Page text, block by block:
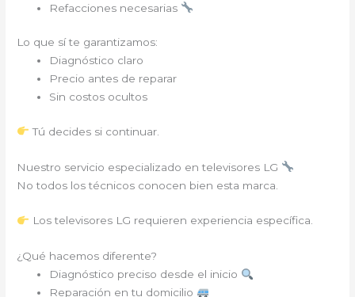
Refacciones necesarias
Lo que sí te garantizamos:
Diagnóstico claro
Precio antes de reparar
Sin costos ocultos
Tú decides si continuar.
Nuestro servicio especializado en televisores LG
No todos los técnicos conocen bien esta marca.
Los televisores LG requieren experiencia específica.
¿Qué hacemos diferente?
Diagnóstico preciso desde el inicio
Reparación en tu domicilio